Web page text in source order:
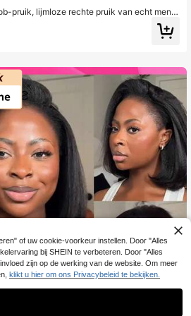
pruik, lijmloze rechte pruik van echt mens
pony, Pob-pruik met middenscheiding, reali
donkerbruine Pob-pruik, machinaal
pruik, cosplay- en dagelijkse pruik voor dam
of uw cookie-voorkeur instellen. Door "Alles
bij SHEIN te verbeteren. Door "Alles
zijn op de werking van de website. Om meer
klikt u hier om ons Privacybeleid te bekijken.